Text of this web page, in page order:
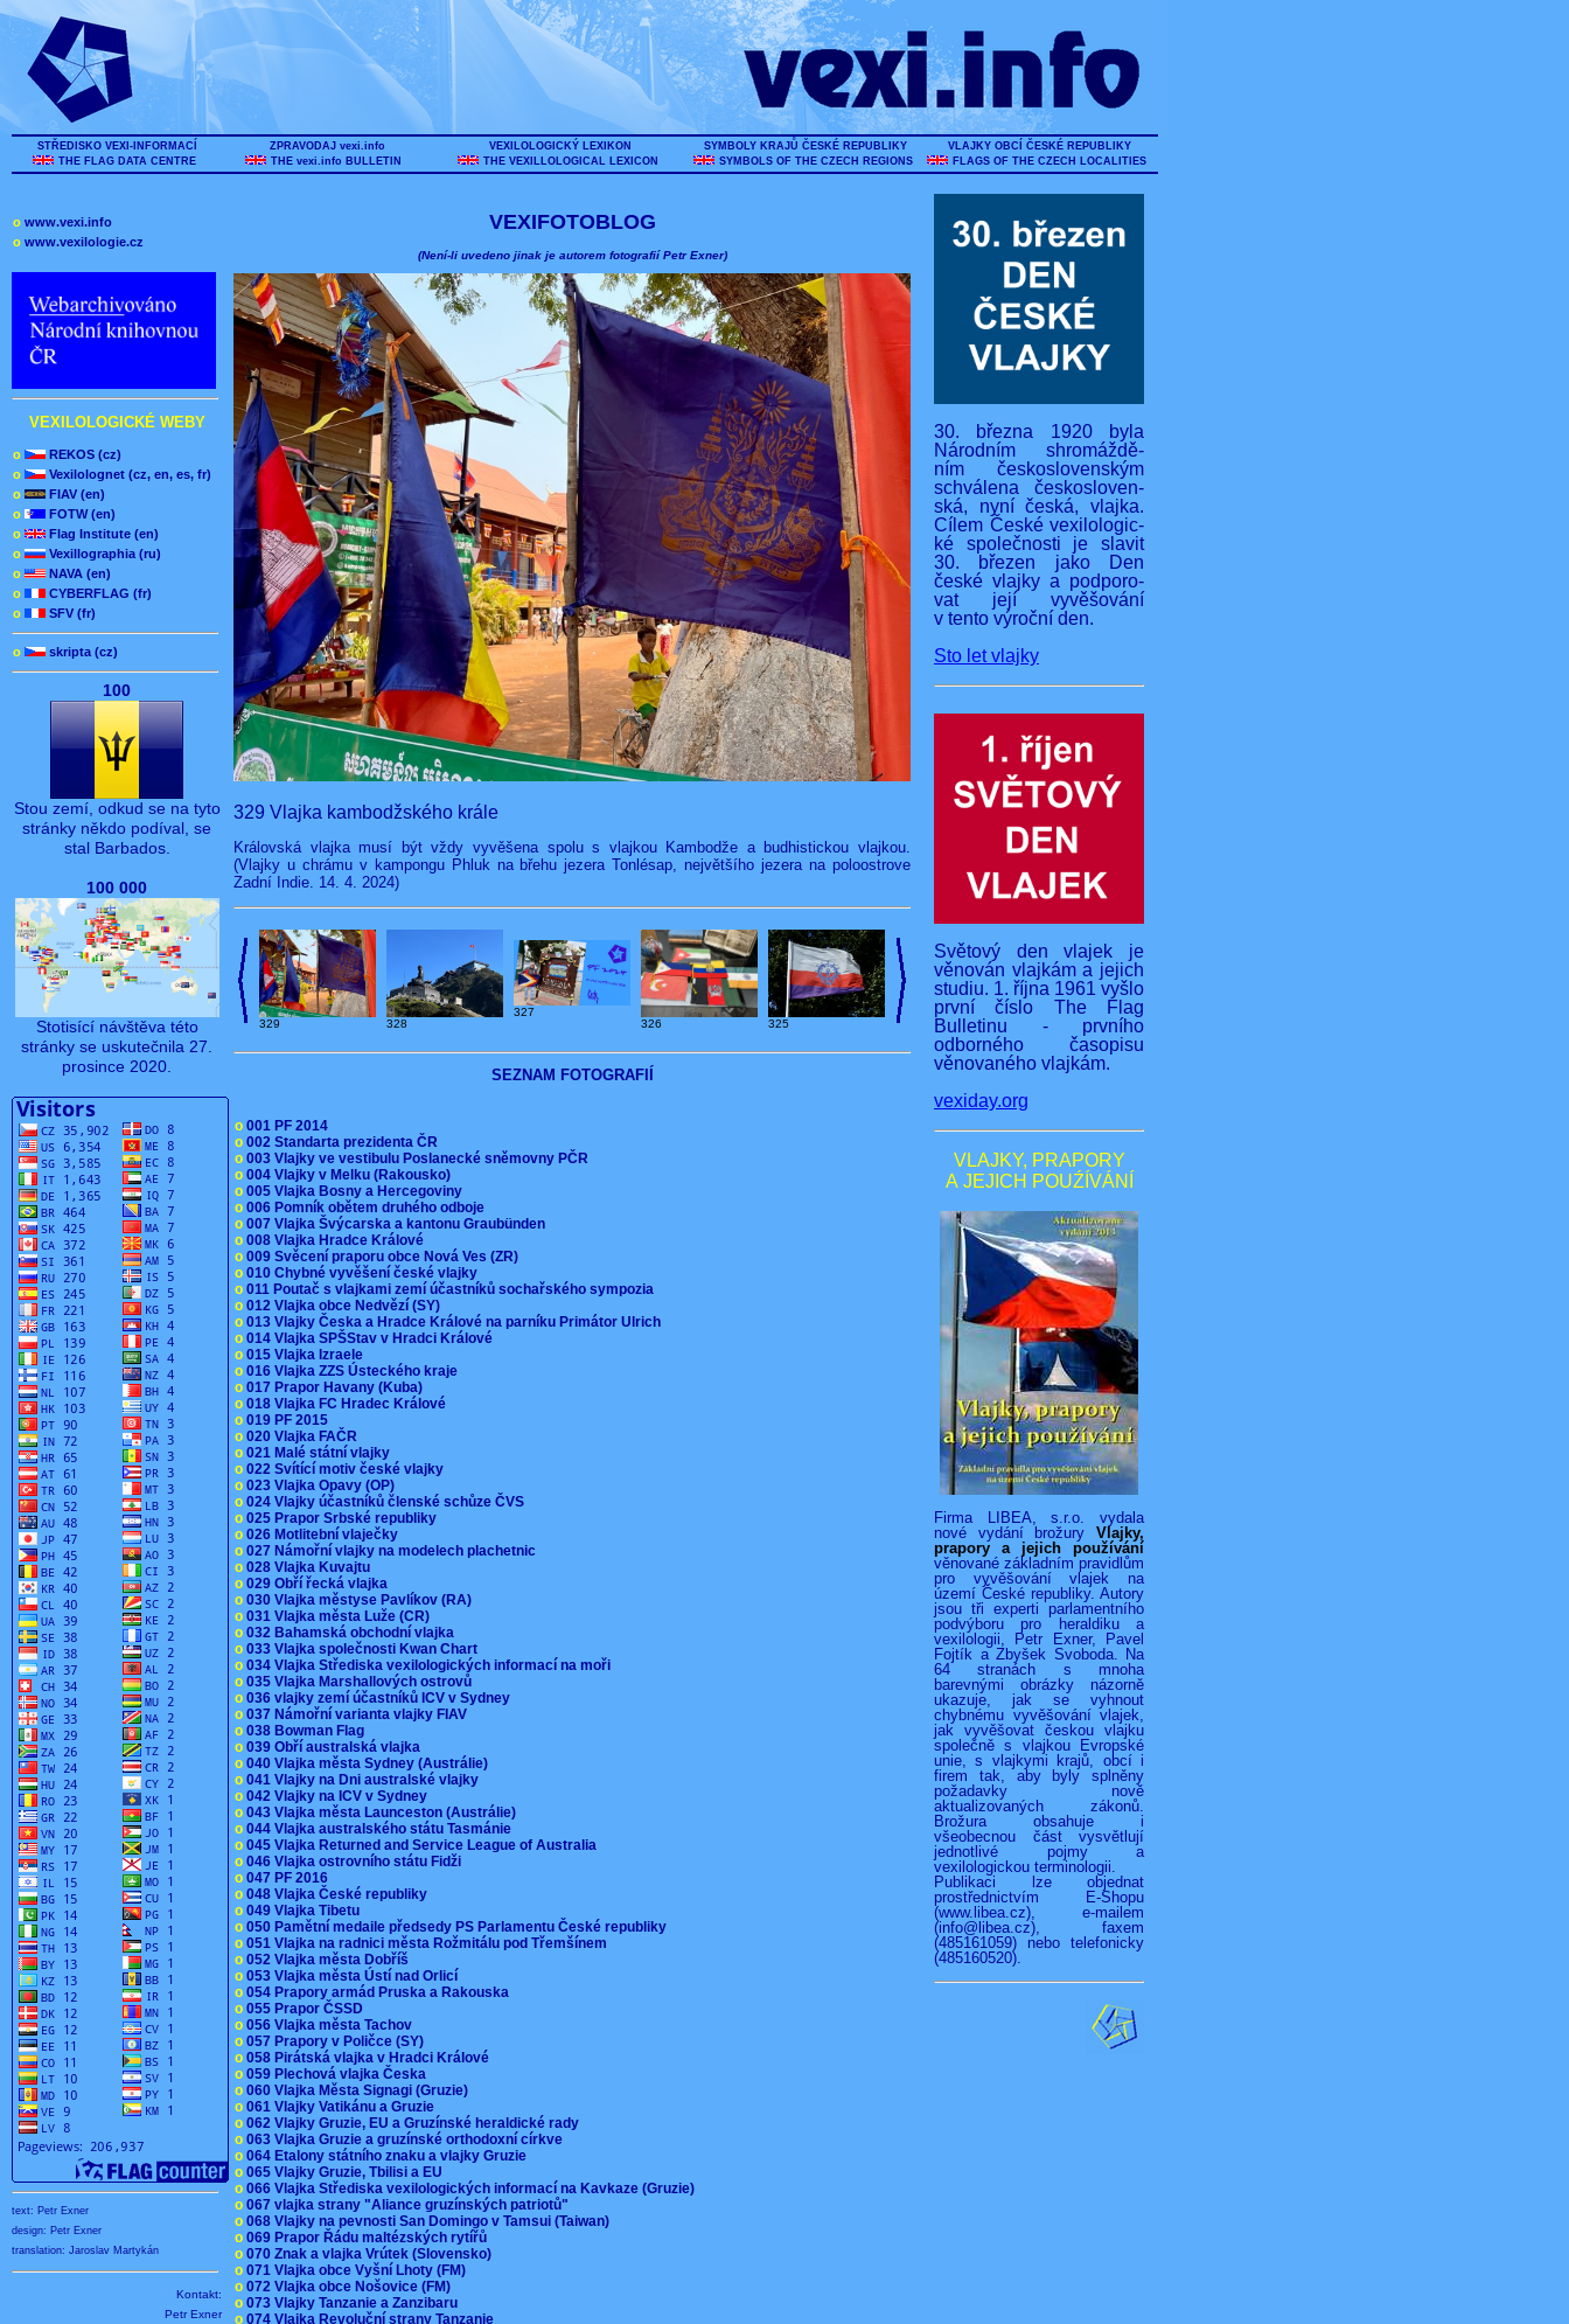
STŘEDISKO VEXI-INFORMACÍ
THE FLAG DATA CENTRE
ZPRAVODAJ vexi.info
THE vexi.info BULLETIN
VEXILOLOGICKÝ LEXIKON
THE VEXILLOLOGICAL LEXICON
SYMBOLY KRAJŮ ČESKÉ REPUBLIKY
SYMBOLS OF THE CZECH REGIONS
VLAJKY OBCÍ ČESKÉ REPUBLIKY
FLAGS OF THE CZECH LOCALITIES
o www.vexi.info
o www.vexilologie.cz
VEXILOLOGICKÉ WEBY
o
REKOS (cz)
o
Vexilolognet (cz, en, es, fr)
o
FIAV (en)
o
FOTW (en)
o
Flag Institute (en)
o
Vexillographia (ru)
o
NAVA (en)
o
CYBERFLAG (fr)
o
SFV (fr)
o skripta (cz)
100
Stou zemí, odkud se na tyto
stránky někdo podíval, se
stal Barbados.
100 000
Stotisící návštěva této
stránky se uskutečnila 27.
prosince 2020.
text: Petr Exner
design: Petr Exner
translation: Jaroslav Martykán
Kontakt:
Petr Exner
VEXIFOTOBLOG
(Není-li uvedeno jinak je autorem fotografií Petr Exner)
329 Vlajka kambodžského krále
Královská vlajka musí být vždy vyvěšena spolu s vlajkou Kambodže a budhistickou vlajkou.
(Vlajky u chrámu v kampongu Phluk na břehu jezera Tonlésap, největšího jezera na poloostrove
Zadní Indie. 14. 4. 2024)
329 328
327
326
325
SEZNAM FOTOGRAFIÍ
o 001 PF 2014
o 002 Standarta prezidenta ČR
o 003 Vlajky ve vestibulu Poslanecké sněmovny PČR
o 004 Vlajky v Melku (Rakousko)
o 005 Vlajka Bosny a Hercegoviny
o 006 Pomník obětem druhého odboje
o 007 Vlajka Švýcarska a kantonu Graubünden
o 008 Vlajka Hradce Králové
o 009 Svěcení praporu obce Nová Ves (ZR)
o 010 Chybné vyvěšení české vlajky
o 011 Poutač s vlajkami zemí účastníků sochařského sympozia
o 012 Vlajka obce Nedvězí (SY)
o 013 Vlajky Česka a Hradce Králové na parníku Primátor Ulrich
o 014 Vlajka SPŠStav v Hradci Králové
o 015 Vlajka Izraele
o 016 Vlajka ZZS Ústeckého kraje
o 017 Prapor Havany (Kuba)
o 018 Vlajka FC Hradec Králové
o 019 PF 2015
o 020 Vlajka FAČR
o 021 Malé státní vlajky
o 022 Svítící motiv české vlajky
o 023 Vlajka Opavy (OP)
o 024 Vlajky účastníků členské schůze ČVS
o 025 Prapor Srbské republiky
o 026 Motlitební vlaječky
o 027 Námořní vlajky na modelech plachetnic
o 028 Vlajka Kuvajtu
o 029 Obří řecká vlajka
o 030 Vlajka městyse Pavlíkov (RA)
o 031 Vlajka města Luže (CR)
o 032 Bahamská obchodní vlajka
o 033 Vlajka společnosti Kwan Chart
o 034 Vlajka Střediska vexilologických informací na moři
o 035 Vlajka Marshallových ostrovů
o 036 vlajky zemí účastníků ICV v Sydney
o 037 Námořní varianta vlajky FIAV
o 038 Bowman Flag
o 039 Obří australská vlajka
o 040 Vlajka města Sydney (Austrálie)
o 041 Vlajky na Dni australské vlajky
o 042 Vlajky na ICV v Sydney
o 043 Vlajka města Launceston (Austrálie)
o 044 Vlajka australského státu Tasmánie
o 045 Vlajka Returned and Service League of Australia
o 046 Vlajka ostrovního státu Fidži
o 047 PF 2016
o 048 Vlajka České republiky
o 049 Vlajka Tibetu
o 050 Pamětní medaile předsedy PS Parlamentu České republiky
o 051 Vlajka na radnici města Rožmitálu pod Třemšínem
o 052 Vlajka města Dobříš
o 053 Vlajka města Ústí nad Orlicí
o 054 Prapory armád Pruska a Rakouska
o 055 Prapor ČSSD
o 056 Vlajka města Tachov
o 057 Prapory v Poličce (SY)
o 058 Pirátská vlajka v Hradci Králové
o 059 Plechová vlajka Česka
o 060 Vlajka Města Signagi (Gruzie)
o 061 Vlajky Vatikánu a Gruzie
o 062 Vlajky Gruzie, EU a Gruzínské heraldické rady
o 063 Vlajka Gruzie a gruzínské orthodoxní církve
o 064 Etalony státního znaku a vlajky Gruzie
o 065 Vlajky Gruzie, Tbilisi a EU
o 066 Vlajka Střediska vexilologických informací na Kavkaze (Gruzie)
o 067 vlajka strany "Aliance gruzínských patriotů"
o 068 Vlajky na pevnosti San Domingo v Tamsui (Taiwan)
o 069 Prapor Řádu maltézských rytířů
o 070 Znak a vlajka Vrútek (Slovensko)
o 071 Vlajka obce Vyšní Lhoty (FM)
o 072 Vlajka obce Nošovice (FM)
o 073 Vlajky Tanzanie a Zanzibaru
o 074 Vlajka Revoluční strany Tanzanie
30. března 1920 byla
Národním shromáždě-
ním československým
schválena českosloven-
ská, nyní česká, vlajka.
Cílem České vexilologic-
ké společnosti je slavit
30. březen jako Den
české vlajky a podporo-
vat její vyvěšování
v tento výroční den.
Sto let vlajky
Světový den vlajek je
věnován vlajkám a jejich
studiu. 1. října 1961 vyšlo
první číslo The Flag
Bulletinu - prvního
odborného časopisu
věnovaného vlajkám.
vexiday.org
VLAJKY, PRAPORY
A JEJICH POUŹÍVÁNÍ
Firma LIBEA, s.r.o. vydala
nové vydání brožury Vlajky,
prapory a jejich používání
věnované základním pravidlům
pro vyvěšování vlajek na
území České republiky. Autory
jsou tři experti parlamentního
podvýboru pro heraldiku a
vexilologii, Petr Exner, Pavel
Fojtík a Zbyšek Svoboda. Na
64 stranách s mnoha
barevnými obrázky názorně
ukazuje, jak se vyhnout
chybnému vyvěšování vlajek,
jak vyvěšovat českou vlajku
společně s vlajkou Evropské
unie, s vlajkymi krajů, obcí i
firem tak, aby byly splněny
požadavky nově
aktualizovaných zákonů.
Brožura obsahuje i
všeobecnou část vysvětlují
jednotlivé pojmy a
vexilologickou terminologii.
Publikaci lze objednat
prostřednictvím E-Shopu
(www.libea.cz), e-mailem
(info@libea.cz), faxem
(485161059) nebo telefonicky
(485160520).